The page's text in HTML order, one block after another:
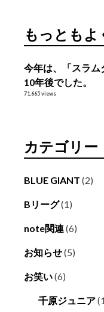
ブ
もっとも
今年は、「スラム
10年後でした。
71,665 views
カテゴリー
BLUE GIANT (2)
Bリーグ(1)
note関連(6)
お知らせ(5)
お笑い(6)
千原ジュニア